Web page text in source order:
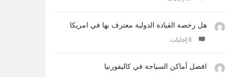
هل رخصة القيادة الدولية معترف بها في امريكا
‫8 إجابات
افضل أماكن السياحة في كاليفورنيا